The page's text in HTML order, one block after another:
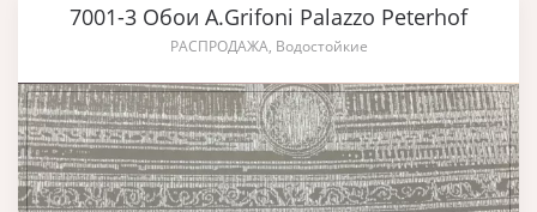
7001-3 Обои A.Grifoni Palazzo Peterhof
РАСПРОДАЖА, Водостойкие